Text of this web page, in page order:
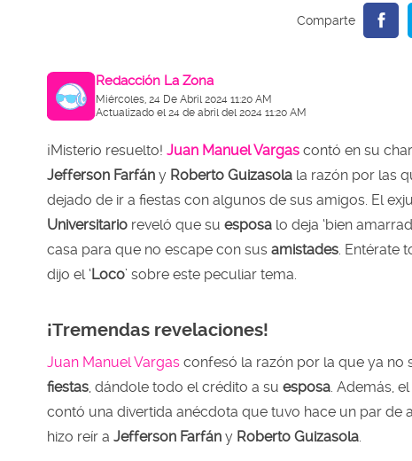
Redacción La Zona
Miércoles, 24 De Abril 2024 11:20 AM
Actualizado el 24 de abril del 2024 11:20 AM
¡Misterio resuelto! Juan Manuel Vargas contó en su
Jefferson Farfán y Roberto Guizasola la razón por las
dejado de ir a fiestas con algunos de sus amigos. El
Universitario reveló que su esposa lo deja ‘bien
casa para que no escape con sus amistades . Entérate
dijo el ‘Loco’ sobre este peculiar tema.
¡Tremendas revelaciones!
Juan Manuel Vargas confesó la razón por la que ya no
fiestas , dándole todo el crédito a su esposa . Además, el
contó una divertida anécdota que tuvo hace un par de
hizo reír a Jefferson Farfán y Roberto Guizasola